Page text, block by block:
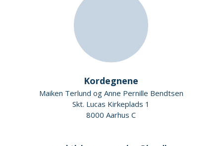
Kordegnene
Maiken Terlund og Anne Pernille Bendtsen
Skt. Lucas Kirkeplads 1
8000 Aarhus C